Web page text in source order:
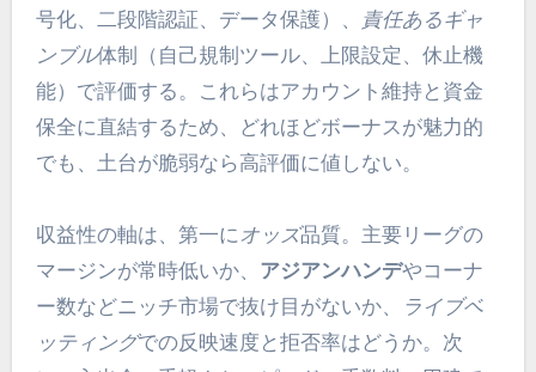
号化、二段階認証、データ保護）、
責任あるギャ
ンブル体制（自己規制ツール、上限設定、休止機
能）で評価する。これらはアカウント維持と資金
保全に直結するため、どれほどボーナスが魅力的
でも、土台が脆弱なら高評価に値しない。
収益性の軸は、第一に オッズ品質。主要リーグの
マージンが常時低いか、 アジアンハンデやコーナ
ー数などニッチ市場で抜け目がないか、
ライブベ
ッティングでの反映速度と拒否率はどうか。次